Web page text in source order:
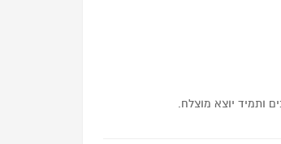
ותמיד יוצא מוצלח.